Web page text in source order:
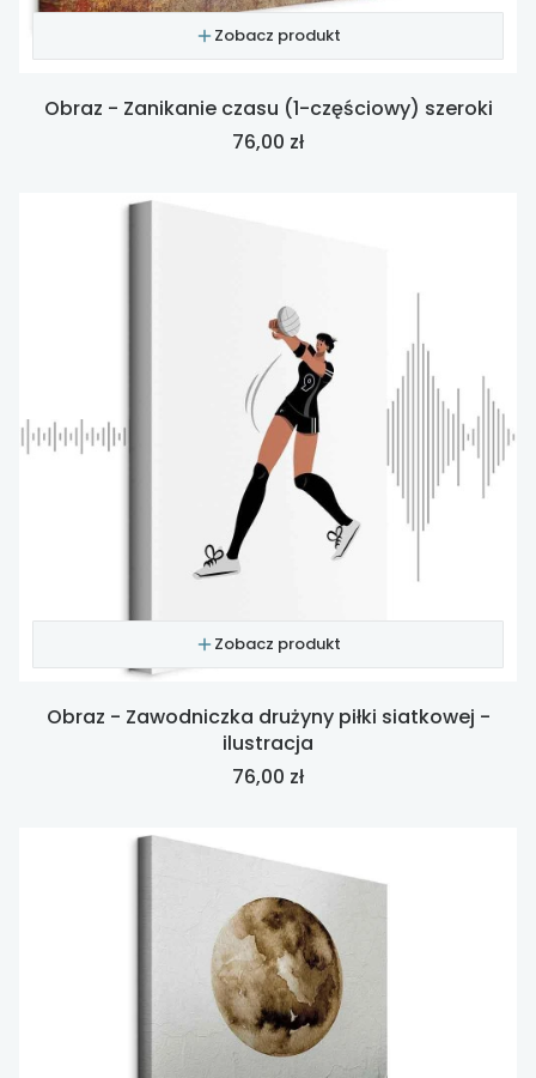
Zobacz produkt
Obraz - Zanikanie czasu (1-częściowy) szeroki
Cena
76,00 zł
Zobacz produkt
Obraz - Zawodniczka drużyny piłki siatkowej -
ilustracja
Cena
76,00 zł